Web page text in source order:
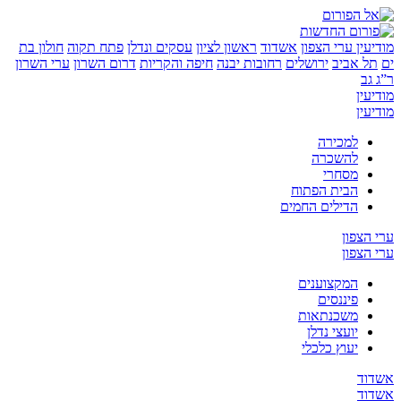
ערי הצפון אשדוד ראשון לציון עסקים ונדלן פתח תקוה חולון בת
אביב ירושלים רחובות יבנה חיפה והקריות דרום השרון ערי השרון
למכירה
להשכרה
מסחרי
הבית הפתוח
הדילים החמים
המקצוענים
פיננסים
משכנתאות
יועצי נדלן
יעוץ כלכלי